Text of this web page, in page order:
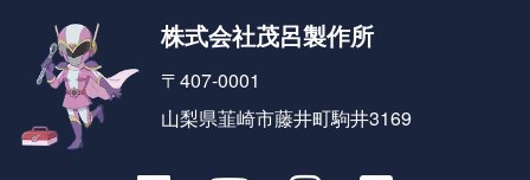
株式会社茂呂製作所
〒407-0001
山梨県韮崎市藤井町駒井3169